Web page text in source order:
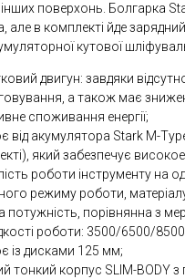
поверхонь. Болгарка
але в комплекті йде
кутової
двигун: завдяки
а також має
споживання енергії;
від акумулятора Stark M-
який забезпечує
роботи інструменту на
режиму роботи,
потужність, порівнянна з
роботи: 3500/6500/
із дисками 125 мм;
тонкий корпус SLIM-BODY